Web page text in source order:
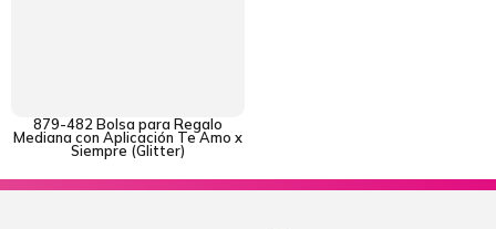
879-482 Bolsa para Regalo
Mediana con Aplicación Te Amo x
Siempre (Glitter)